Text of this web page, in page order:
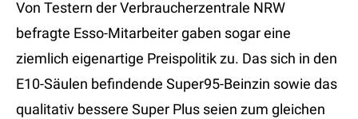
Von Testern der Verbraucherzentrale NRW
befragte Esso-Mitarbeiter gaben sogar eine
ziemlich eigenartige Preispolitik zu. Das sich in den
E10-Säulen befindende Super95-Beinzin sowie das
qualitativ bessere Super Plus seien zum gleichen